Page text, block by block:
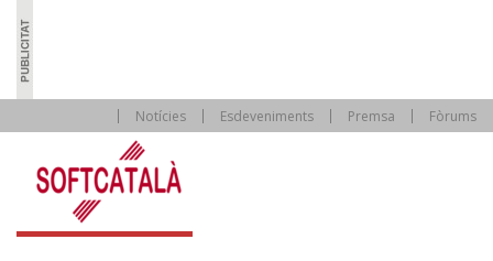
Notícies Esdeveniments Premsa Fòrums